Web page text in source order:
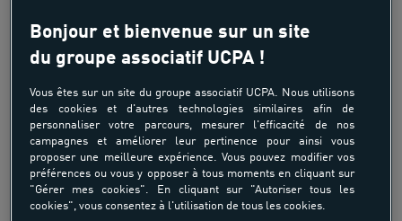
(stand de tir)et notre green
d'entraînement (petits coups)sont
tous , que vous soyezdébutant , curieux ou juste
en quête d’une activité en plein air.
Pas besoin de licence ni de matériel: nous
vous mettons à disposition tout ce qu'il faut
pour faire vos premiers swings dans une
ambiance décontractée, à petits prix (moins de
10€/personne)
Bonjour et bienvenue sur un site
du groupe associatif UCPA !
Vous êtes sur un site du groupe associatif UCPA. Nous utilisons
des cookies et d'autres technologies similaires afin de
personnaliser votre parcours, mesurer l'efficacité de nos
campagnes et améliorer leur pertinence pour ainsi vous
proposer une meilleure expérience. Vous pouvez modifier vos
préférences ou vous y opposer à tous moments en cliquant sur
"Gérer mes cookies". En cliquant sur "Autoriser tous les
cookies", vous consentez à l'utilisation de tous les cookies.